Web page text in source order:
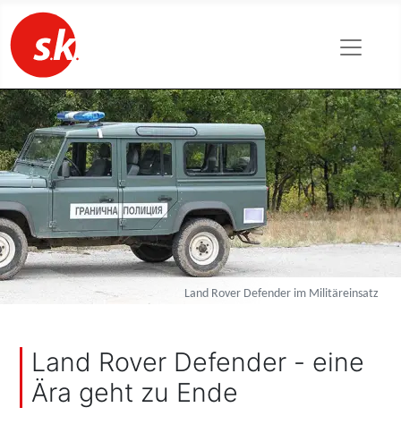
Land Rover Defender im Militäreinsatz
Land Rover Defender - eine
Ära geht zu Ende